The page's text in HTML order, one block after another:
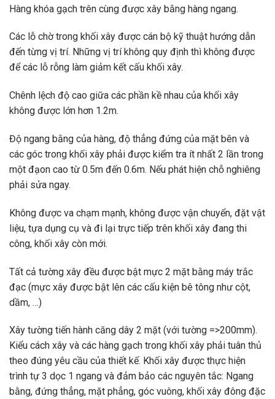
Hàng khóa gạch trên cùng được xây bằng hàng ngang.
Các lỗ chờ trong khối xây được cán bộ kỹ thuật hướng dẫn
đến từng vị trí. Những vị trí không quy định thì không được
để các lỗ rỗng làm giảm kết cấu khối xây.
Chênh lệch độ cao giữa các phần kề nhau của khối xây
không được lớn hơn 1.2m.
Độ ngang bằng của hàng, độ thẳng đứng của mặt bên và
các góc trong khối xây phải được kiểm tra ít nhất 2 lần trong
một đạon cao từ 0.5m đến 0.6m. Nếu phát hiện chỗ nghiêng
phải sửa ngay.
Không được va chạm mạnh, không được vận chuyển, đặt vật
liệu, tựa dụng cụ và đi lại trực tiếp trên khối xây đang thi
công, khối xây còn mới.
Tất cả tường xây đều được bật mực 2 mặt bằng máy trắc
đạc (mực xây được bật lên các cấu kiện bê tông như cột,
dầm, …)
Xây tường tiến hành căng dây 2 mặt (với tường =>200mm).
Kiểu cách xây và các hàng gạch trong khối xây phải tuân thủ
theo đúng yêu cầu của thiết kế. Khối xây được thực hiện
trình tự 3 dọc 1 ngang và đảm bảo các nguyên tắc: Ngang
bằng, đứng thẳng, mặt phẳng, góc vuông, khối xây đông đặc